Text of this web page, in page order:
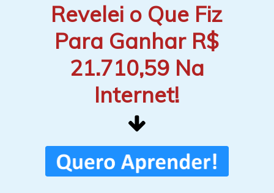
Revelei o Que Fiz
Para Ganhar R$
21.710,59 Na
Internet!